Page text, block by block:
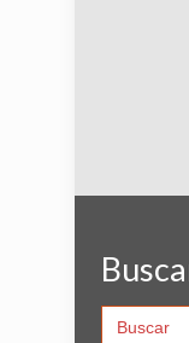
Search
for: